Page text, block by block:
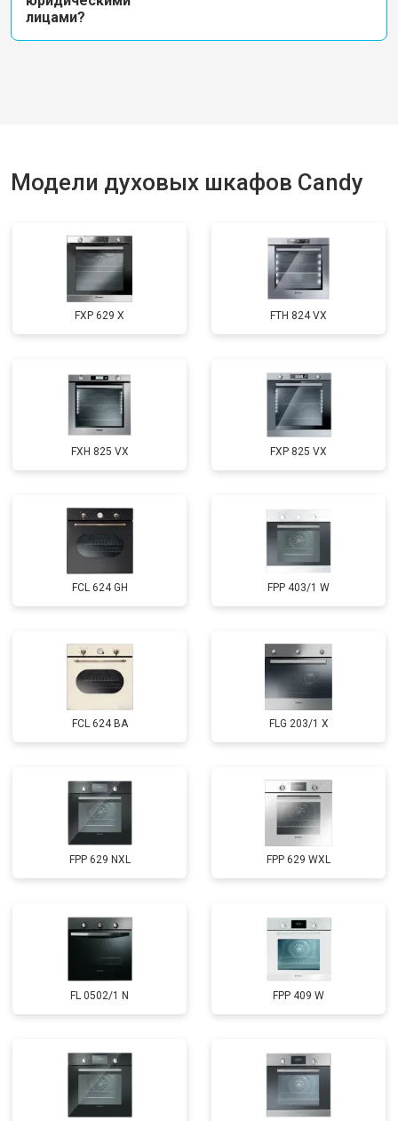
лицами?
Модели духовых шкафов Candy
FXP 629 X FTH 824 VX
FXH 825 VX FXP 825 VX
FCL 624 GH FPP 403/1 W
FCL 624 BA FLG 203/1 X
FPP 629 NXL FPP 629 WXL
FL 0502/1 N FPP 409 W